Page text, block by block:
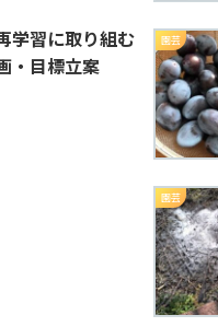
学習に取り組む
・目標立案
園芸
園芸